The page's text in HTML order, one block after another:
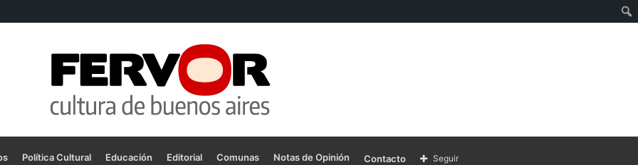
Política Cultural Educación Editorial Comunas Notas de Opinión Contacto Seguir